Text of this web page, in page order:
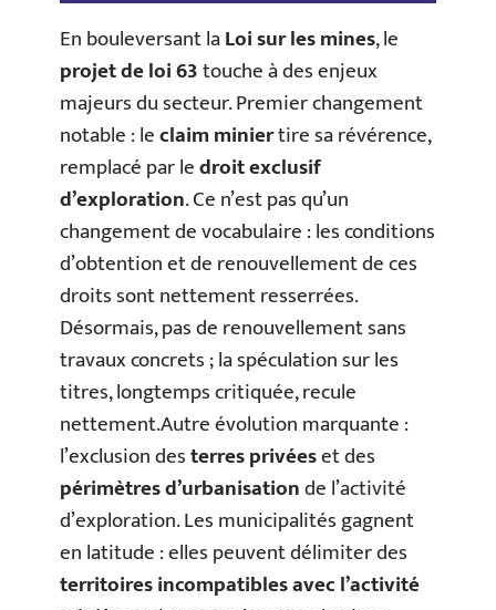
En bouleversant laLoi sur les mines, le
projet de loi 63touche à des enjeux
majeurs du secteur. Premier changement
notable : leclaim miniertire sa révérence,
remplacé par ledroit exclusif
d’exploration. Ce n’est pas qu’un
changement de vocabulaire : les conditions
d’obtention et de renouvellement de ces
droits sont nettement resserrées.
Désormais, pas de renouvellement sans
travaux concrets ; la spéculation sur les
titres, longtemps critiquée, recule
nettement.Autre évolution marquante :
l’exclusion desterres privéeset des
périmètres d’urbanisationde l’activité
d’exploration. Les municipalités gagnent
en latitude : elles peuvent délimiter des
territoires incompatibles avec l’activité